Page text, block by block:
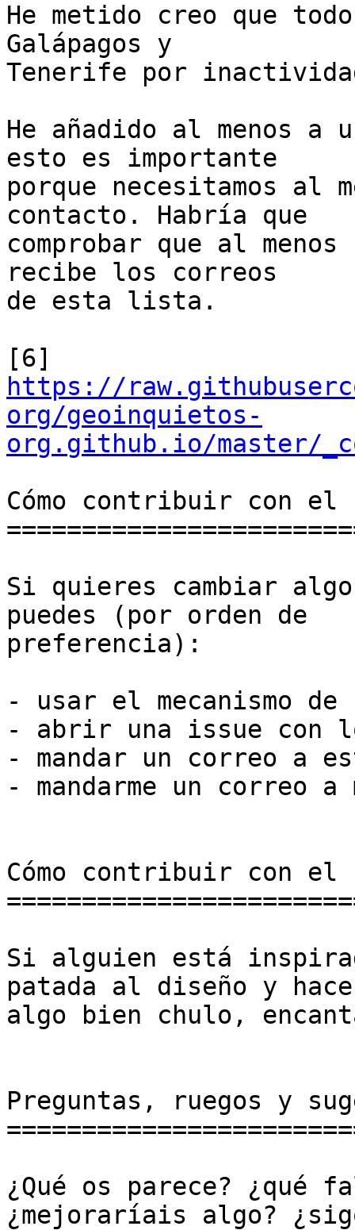
He metido creo que
Galápagos y
Tenerife por
He añadido al menos a
esto es importante
porque necesitamos al
contacto. Habría que
comprobar que al
recibe los correos
de esta lista.
https://
org/geoinquietos-
org.github.io/master/
Cómo contribuir con el
Si quieres cambiar
puedes (por orden de
preferencia):
- usar el mecanismo
- abrir una issue con
- mandar un correo a
- mandarme un correo a
Cómo contribuir con el
Si alguien está
patada al diseño y
algo bien chulo,
Preguntas, ruegos y
¿Qué os parece? ¿qué
¿mejoraríais algo?